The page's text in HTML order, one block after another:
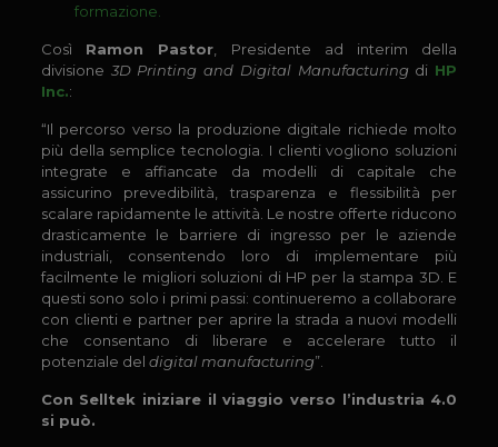
formazione.
Così Ramon Pastor , Presidente ad interim della
divisione 3D Printing and Digital Manufacturingdi HP
Inc.:
“Il percorso verso la produzione digitale richiede molto
più della semplice tecnologia. I clienti vogliono soluzioni
integrate e affiancate da modelli di capitale che
assicurino prevedibilità, trasparenza e flessibilità per
scalare rapidamente le attività. Le nostre offerte riducono
drasticamente le barriere di ingresso per le aziende
industriali, consentendo loro di implementare più
facilmente le migliori soluzioni di HP per la stampa 3D. E
questi sono solo i primi passi: continueremo a collaborare
con clienti e partner per aprire la strada a nuovi modelli
che consentano di liberare e accelerare tutto il
potenziale del digital manufacturing”.
Con Selltek iniziare il viaggio verso l’industria 4.0
si può.